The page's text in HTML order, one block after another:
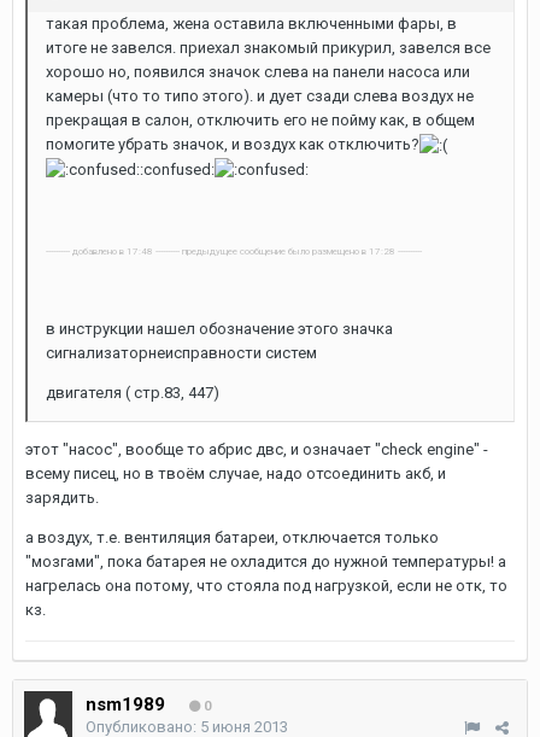
такая проблема, жена оставила включенными фары, в
итоге не завелся. приехал знакомый прикурил, завелся все
хорошо но, появился значок слева на панели насоса или
камеры (что то типо этого). и дует сзади слева воздух не
прекращая в салон, отключить его не пойму как, в общем
помогите убрать значок, и воздух как отключить?
:confused:
---------- добавлено в 17:48 ---------- предыдущее сообщение было размещено в 17:28 ----------
в инструкции нашел обозначение этого значка
сигнализаторнеисправности систем
двигателя ( стр.83, 447)
этот "насос", вообще то абрис двс, и означает "check engine" -
всему писец, но в твоём случае, надо отсоединить акб, и
зарядить.
а воздух, т.е. вентиляция батареи, отключается только
"мозгами", пока батарея не охладится до нужной температуры! а
нагрелась она потому, что стояла под нагрузкой, если не отк, то
кз.
nsm1989 0
Опубликовано: 5 июня 2013